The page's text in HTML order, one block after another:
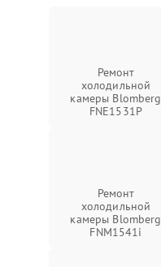
Ремонт
холодильной
камеры Blomberg
FNE1531P
Ремонт
холодильной
камеры Blomberg
FNM1541i